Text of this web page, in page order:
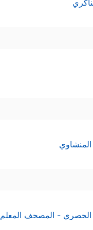
الحصري - المصحف المعلم